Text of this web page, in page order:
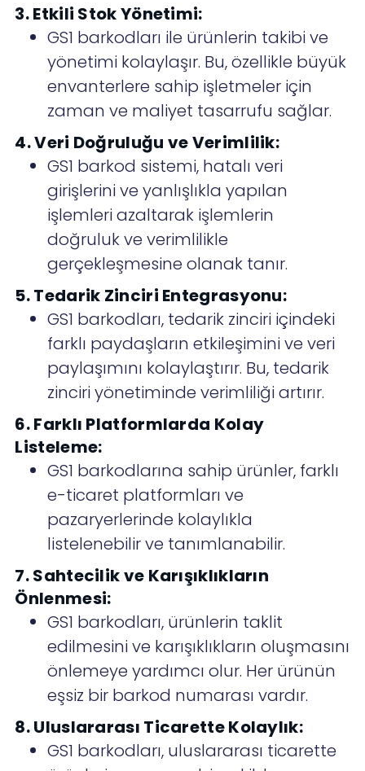
3. Etkili Stok Yönetimi:
GS1 barkodları ile ürünlerin takibi ve
yönetimi kolaylaşır. Bu, özellikle büyük
envanterlere sahip işletmeler için
zaman ve maliyet tasarrufu sağlar.
4. Veri Doğruluğu ve Verimlilik:
GS1 barkod sistemi, hatalı veri
girişlerini ve yanlışlıkla yapılan
işlemleri azaltarak işlemlerin
doğruluk ve verimlilikle
gerçekleşmesine olanak tanır.
5. Tedarik Zinciri Entegrasyonu:
GS1 barkodları, tedarik zinciri içindeki
farklı paydaşların etkileşimini ve veri
paylaşımını kolaylaştırır. Bu, tedarik
zinciri yönetiminde verimliliği artırır.
6. Farklı Platformlarda Kolay
Listeleme:
GS1 barkodlarına sahip ürünler, farklı
e-ticaret platformları ve
pazaryerlerinde kolaylıkla
listelenebilir ve tanımlanabilir.
7. Sahtecilik ve Karışıklıkların
Önlenmesi:
GS1 barkodları, ürünlerin taklit
edilmesini ve karışıklıkların oluşmasını
önlemeye yardımcı olur. Her ürünün
eşsiz bir barkod numarası vardır.
8. Uluslararası Ticarette Kolaylık:
GS1 barkodları, uluslararası ticarette